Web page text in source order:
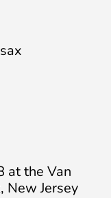
at the Van
New Jersey